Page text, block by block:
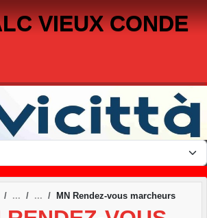
VIEUX CONDE
MN Rendez-vous marcheurs
cookies